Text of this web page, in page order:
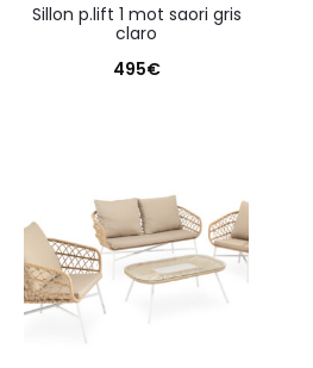
sillon p.lift 1 mot saori gris
claro
495€